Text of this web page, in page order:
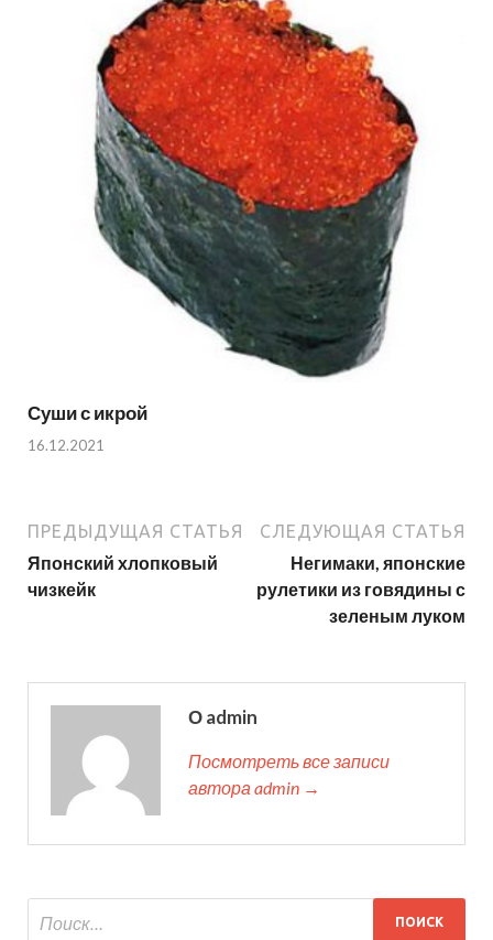
Суши с икрой
16.12.2021
ПРЕДЫДУЩАЯ СТАТЬЯ
Японский хлопковый
чизкейк
СЛЕДУЮЩАЯ СТАТЬЯ
Негимаки, японские
рулетики из говядины с
зеленым луком
О admin
Посмотреть все записи
автора admin →